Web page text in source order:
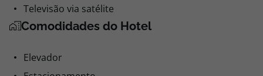
Televisão via satélite
Comodidades do Hotel
Elevador